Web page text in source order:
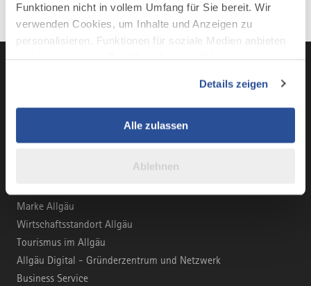
Funktionen nicht in vollem Umfang für Sie bereit. Wir
verwenden Cookies, um Inhalte und Anzeigen zu
personalisieren, Funktionen für soziale Medien anbieten
Verwendung unserer Website an unsere Partner für
soziale Medien, Werbung und Analysen weiter. Unsere
Partner führen diese Informationen möglicherweise mit
weiteren Daten zusammen, die Sie ihnen bereitgestellt
Details zeigen
Alle zulassen
Ablehnen
Marke Allgäu
Wirtschaftsstandort Allgäu
Tourismus im Allgäu
Allgäu Digital - Gründerzentrum und Netzwerk
Business Service